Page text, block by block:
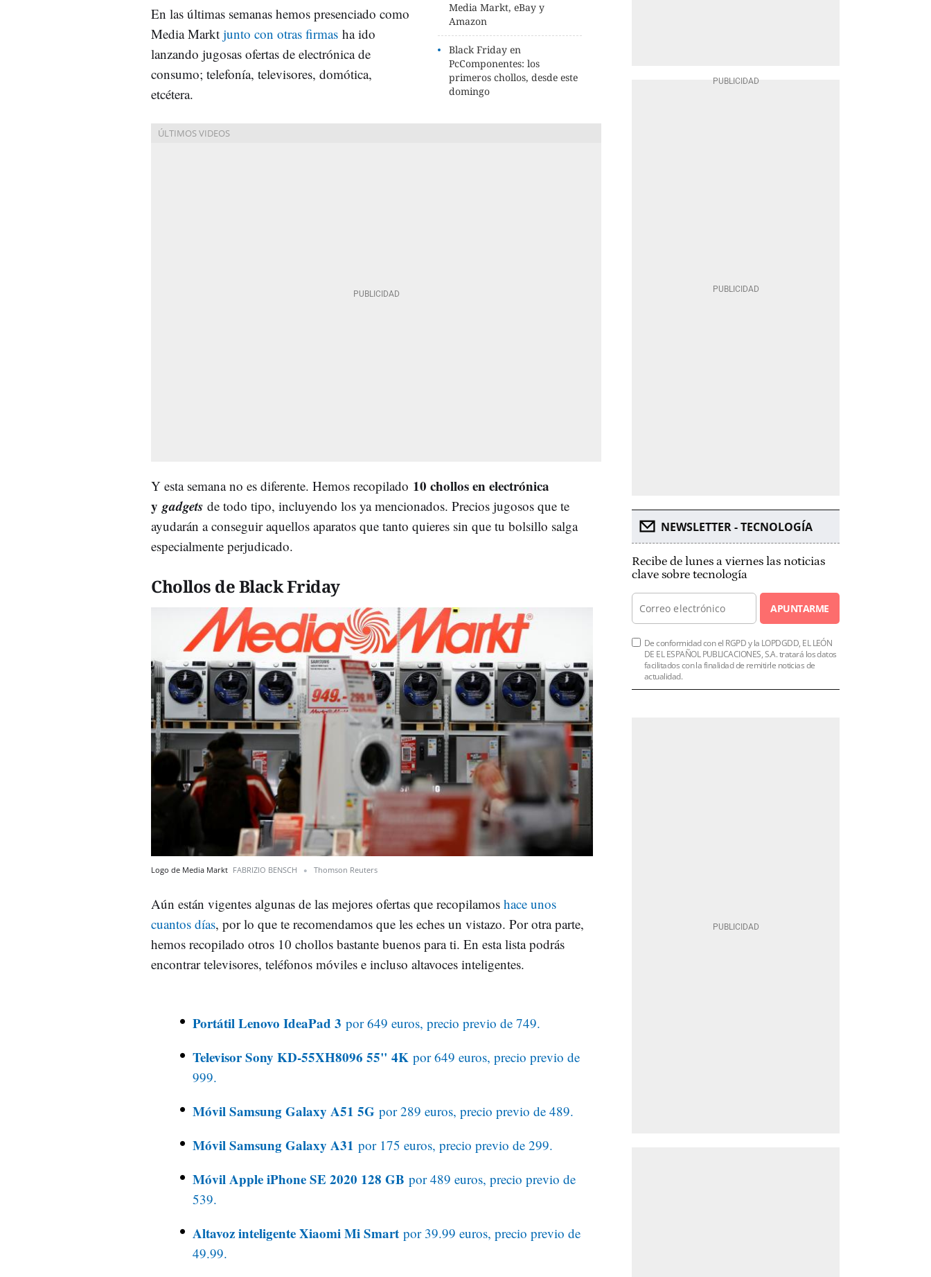
Media Markt, eBay y
Amazon
Black Friday en
PcComponentes: los
primeros chollos, desde este
domingo
En las últimas semanas hemos presenciado como
Media Markt junto con otras firmas ha ido
lanzando jugosas ofertas de electrónica de
consumo; telefonía, televisores, domótica,
etcétera.
Y esta semana no es diferente. Hemos recopilado 10 chollos en electrónica
y gadgets de todo tipo, incluyendo los ya mencionados. Precios jugosos que te
ayudarán a conseguir aquellos aparatos que tanto quieres sin que tu bolsillo salga
especialmente perjudicado.
Chollos de Black Friday
Logo de Media Markt FABRIZIO BENSCH Thomson Reuters
Aún están vigentes algunas de las mejores ofertas que recopilamos hace unos
cuantos días, por lo que te recomendamos que les eches un vistazo. Por otra parte,
hemos recopilado otros 10 chollos bastante buenos para ti. En esta lista podrás
encontrar televisores, teléfonos móviles e incluso altavoces inteligentes.
Portátil Lenovo IdeaPad 3 por 649 euros, precio previo de 749.
Televisor Sony KD-55XH8096 55" 4K por 649 euros, precio previo de
999.
Móvil Samsung Galaxy A51 5G por 289 euros, precio previo de 489.
Móvil Samsung Galaxy A31 por 175 euros, precio previo de 299.
Móvil Apple iPhone SE 2020 128 GB por 489 euros, precio previo de
539.
Altavoz inteligente Xiaomi Mi Smart por 39.99 euros, precio previo de
49.99.
NEWSLETTER - TECNOLOGÍA
Recibe de lunes a viernes las noticias
clave sobre tecnología
APUNTARME
De conformidad con el RGPD y la LOPDGDD, EL LEÓN
DE EL ESPAÑOL PUBLICACIONES, S.A. tratará los datos
facilitados con la finalidad de remitirle noticias de
actualidad.